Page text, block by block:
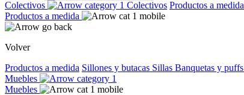
Colectivos Colectivos Productos a medida
Productos a medida
Volver
Productos a medida Sillones y butacas Sillas Banquetas y puffs
Muebles
Muebles